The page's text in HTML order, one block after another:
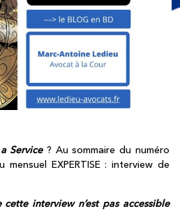
Service? Au sommaire du numéro
EXPERTISE : interview de
interview n’est pas accessible